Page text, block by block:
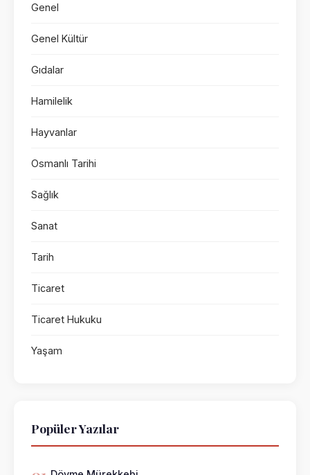
Genel
Genel Kültür
Gıdalar
Hamilelik
Hayvanlar
Osmanlı Tarihi
Sağlık
Sanat
Tarih
Ticaret
Ticaret Hukuku
Yaşam
Popüler Yazılar